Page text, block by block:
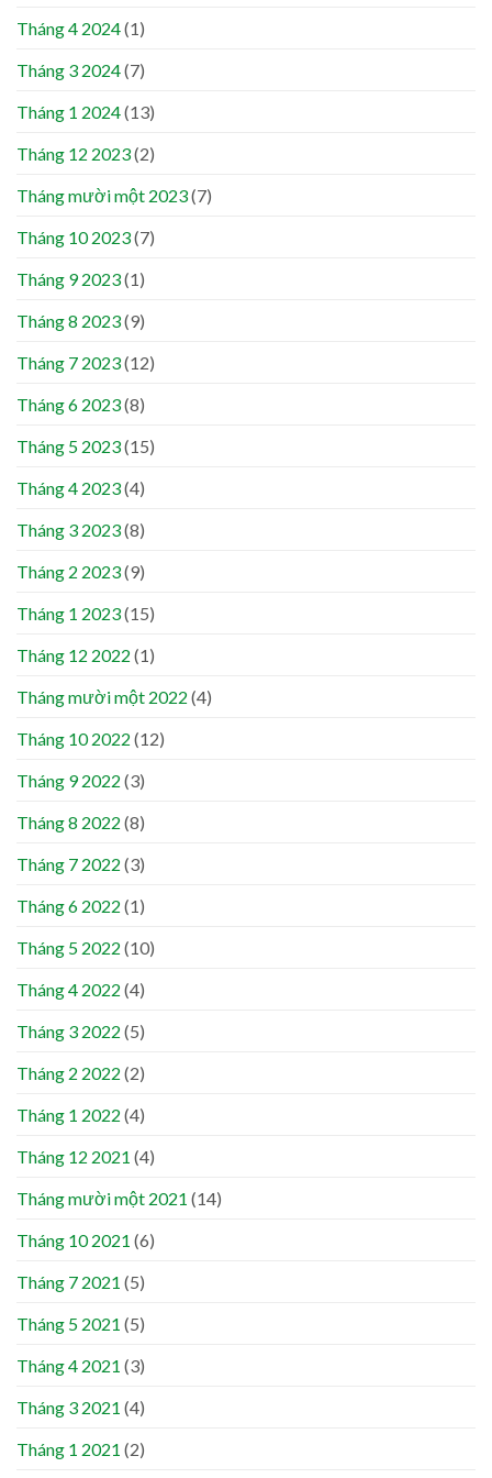
Tháng 4 2024(1)
Tháng 3 2024(7)
Tháng 1 2024(13)
Tháng 12 2023(2)
Tháng mười một 2023(7)
Tháng 10 2023(7)
Tháng 9 2023(1)
Tháng 8 2023(9)
Tháng 7 2023(12)
Tháng 6 2023(8)
Tháng 5 2023(15)
Tháng 4 2023(4)
Tháng 3 2023(8)
Tháng 2 2023(9)
Tháng 1 2023(15)
Tháng 12 2022 (1)
Tháng mười một 2022 (4)
Tháng 10 2022 (12)
Tháng 9 2022 (3)
Tháng 8 2022 (8)
Tháng 7 2022 (3)
Tháng 6 2022 (1)
Tháng 5 2022 (10)
Tháng 4 2022 (4)
Tháng 3 2022 (5)
Tháng 2 2022 (2)
Tháng 1 2022 (4)
Tháng 12 2021 (4)
Tháng mười một 2021 (14)
Tháng 10 2021 (6)
Tháng 7 2021 (5)
Tháng 5 2021 (5)
Tháng 4 2021 (3)
Tháng 3 2021 (4)
Tháng 1 2021 (2)